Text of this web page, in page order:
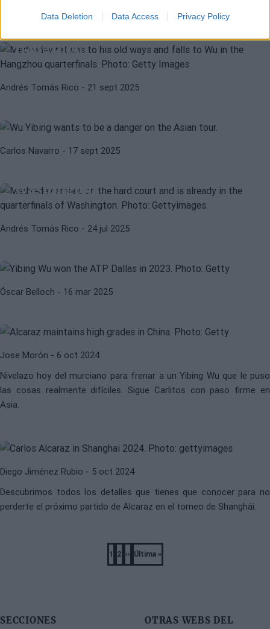
Data Deletion Data Access Privacy Policy
- 24 sept 2025
Medvedev vuelve a las andadas y
Hangzhou
Andrés Tomás Rico - 21 sept 2025
vuelve a ganar en casa y se perfila
Carlos Navarro - 17 sept 2025
Medvedev sonríe en la pista dura y
Washington
Andrés Tomás Rico - 24 jul 2025
Desveladas las invitaciones ATP y
Óscar Belloch - 16 mar 2025
Alcaraz no baja del notable alto en
Jose Morón - 6 oct 2024
Nivelazo hoy del murciano para frenar a un Yibing Wu que le puso
las cosas realmente difíciles. Sigue Carlitos con paso firme en
Asia.
Horario y dónde ver en TV y online
a Carlos Alcaraz ante Yibing Wu en
Diego Jiménez Rubio - 5 oct 2024
Descubrimos todos los detalles que tienes que conocer para no
perderte el próximo partido de Alcaraz en el torneo de Shanghái.
Página
1
Página
2
Next
››
Last
Última »
SECCIONES
OTRAS WEBS DEL